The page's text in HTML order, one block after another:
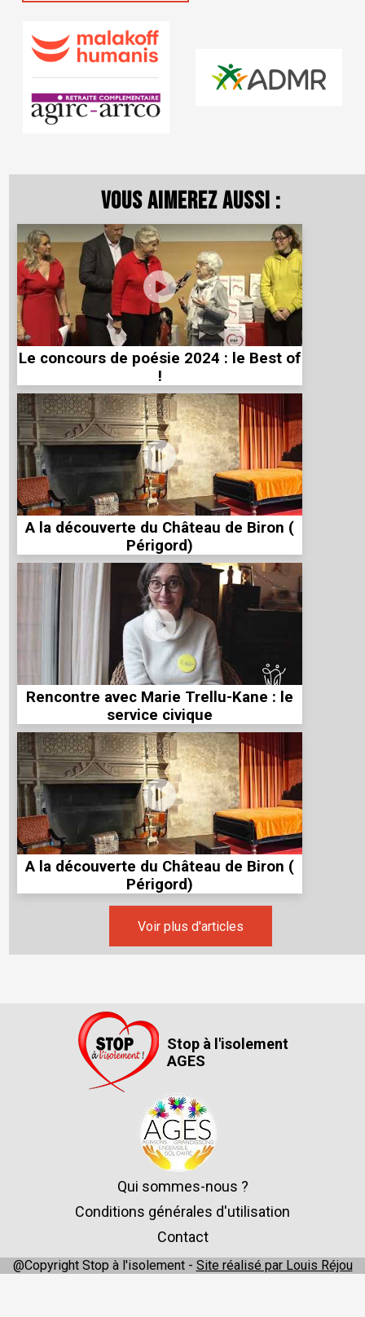
Vous aimerez aussi :
Le concours de poésie 2024 : le Best of
!
A la découverte du Château de Biron (
Périgord)
Rencontre avec Marie Trellu-Kane : le
service civique
A la découverte du Château de Biron (
Périgord)
Voir plus d'articles
Stop à l'isolement
AGES
Qui sommes-nous ?
Conditions générales d'utilisation
Contact
@Copyright Stop à l'isolement - Site réalisé par Louis Réjou